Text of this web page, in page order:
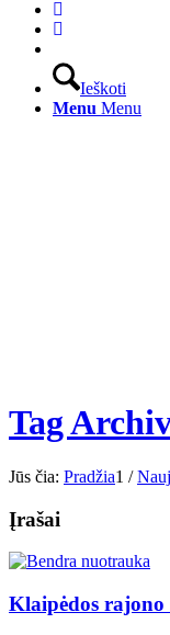
Ieškoti
Menu Menu
Tag
Jūs čia: Pradžia1 /
Įrašai
Klaipėdos rajono